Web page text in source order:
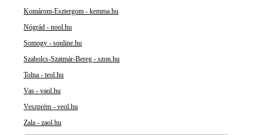
Komárom-Esztergom - kemma.hu
Nógrád - nool.hu
Somogy - sonline.hu
Szabolcs-Szatmár-Bereg - szon.hu
Tolna - teol.hu
Vas - vaol.hu
Veszprém - veol.hu
Zala - zaol.hu